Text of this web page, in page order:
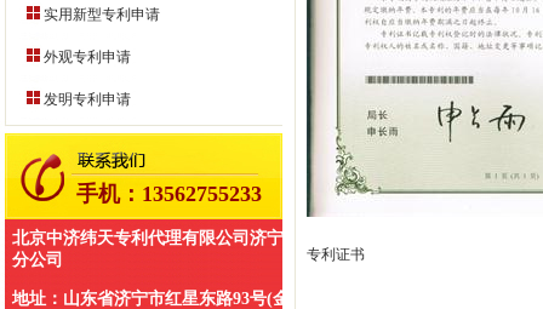
请，以及专利诉讼，专利无效等事
国内专利申请、涉外专利申请、知识
产权诉讼、企业知识产权战略制定、
专利预警（市场风险分析）。代理行
业涉及机械、电学、计算机、生物、
医药、化学、化工、环境、食品等领
域。
实用新型专利申请
外观专利申请
发明专利申请
手机：13562755233
北京中济纬天专利代理有限公司济宁
分公司
地址：山东省济宁市红星东路93号(金
专利证书